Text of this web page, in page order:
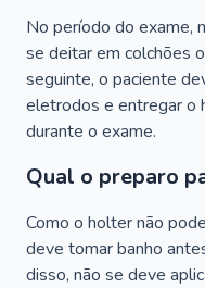
No período do exame,
se deitar em colchões
seguinte, o paciente
eletrodos e entregar o
durante o exame.
Qual o preparo
Como o holter não
deve tomar banho
disso, não se deve